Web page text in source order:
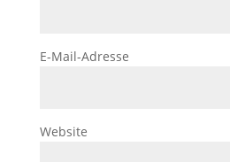
E-Mail-Adresse
Website